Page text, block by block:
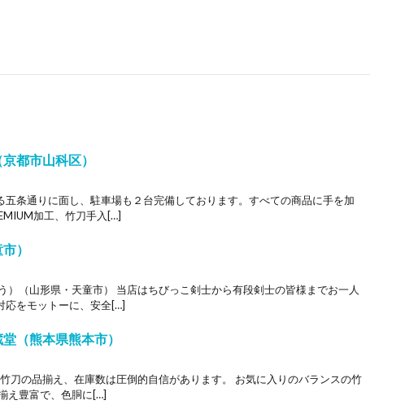
都市山科区）
条通りに面し、駐車場も２台完備しております。すべての商品に手を加
加工、竹刀手入[…]
）
）（山形県・天童市） 当店はちびっこ剣士から有段剣士の皆様までお一人
応をモットーに、安全[…]
（熊本県熊本市）
刀の品揃え、在庫数は圧倒的自信があります。 お気に入りのバランスの竹
え豊富で、色胴に[…]